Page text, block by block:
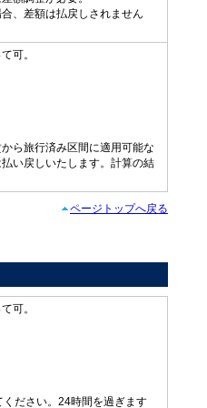
、差額は払戻しされません
可。
ら旅行済み区間に適用可能な
い戻しいたします。計算の結
ページトップへ戻る
可。
ださい。24時間を過ぎます